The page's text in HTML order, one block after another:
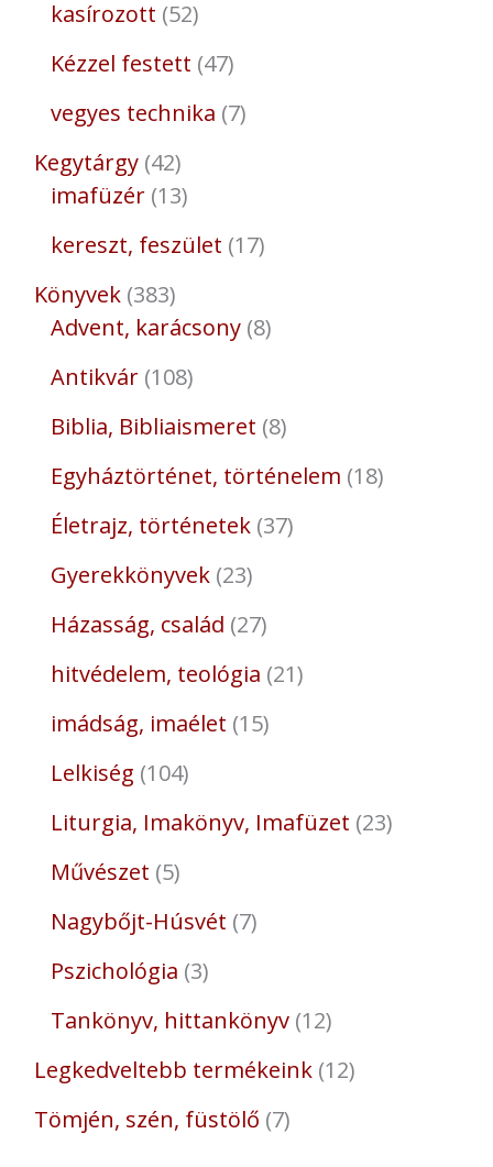
kasírozott 52
Kézzel festett 47
vegyes technika 7
Kegytárgy 42
imafüzér 13
kereszt, feszület 17
Könyvek 383
Advent, karácsony 8
Antikvár 108
Biblia, Bibliaismeret 8
Egyháztörténet, történelem 18
Életrajz, történetek 37
Gyerekkönyvek 23
Házasság, család 27
hitvédelem, teológia 21
imádság, imaélet 15
Lelkiség 104
Liturgia, Imakönyv, Imafüzet 23
Művészet 5
Nagybőjt-Húsvét 7
Pszichológia 3
Tankönyv, hittankönyv 12
Legkedveltebb termékeink 12
Tömjén, szén, füstölő 7